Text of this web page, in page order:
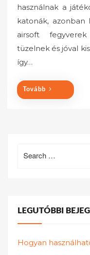
t
e
d
o
használnak a
katonák, azonban
airsoft
tüzelnek és jóval
így…
Tovább
for:
LEGUTÓBBI
Hogyan